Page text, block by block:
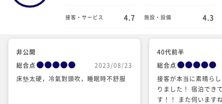
接客・サービス 4.7 施設・設備 4.3
非公開
総合点
2023/08/23
床墊太硬，冷氣對頭吹，睡眠時不舒服
40代前半
総合点
接客が本当に素晴ら
りました！ 宿泊でき
す！！ また伺います